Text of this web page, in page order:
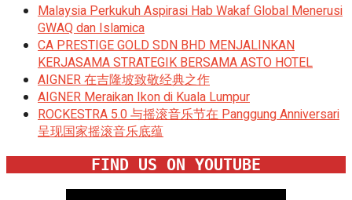
Malaysia Perkukuh Aspirasi Hab Wakaf Global Menerusi
GWAQ dan Islamica
CA PRESTIGE GOLD SDN BHD MENJALINKAN
KERJASAMA STRATEGIK BERSAMA ASTO HOTEL
AIGNER 在吉隆坡致敬经典之作
AIGNER Meraikan Ikon di Kuala Lumpur
ROCKESTRA 5.0 与摇滚音乐节在 Panggung Anniversari
呈现国家摇滚音乐底蕴
FIND US ON YOUTUBE